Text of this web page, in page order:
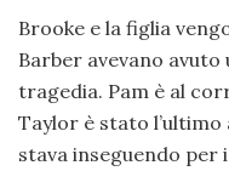
Brooke e la figlia
Barber avevano
tragedia. Pam è al
Taylor è stato l’ultimo
stava inseguendo per